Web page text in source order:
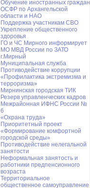
Обучение иностранных граждан
ОСФР по Архангельской
области и НАО
Поддержка участникам СВО
Укрепление общественного
здоровья
ГО и ЧС Мирного информирует
МО МВД России по ЗАТО
г.Мирный
Муниципальная cлужба
Противодействие коррупции
«Профилактика экстремизма и
терроризма»
Мирнинская городская ТИК
Резерв управленческих кадров
Межрайонная ИФНС России №
6
«Охрана труда»
Приоритетный проект
«Формирование комфортной
городской среды»
Противодействие нелегальной
занятости
Неформальная занятость и
работники предпенсионного
возраста
Территориальное
общественное самоуправление